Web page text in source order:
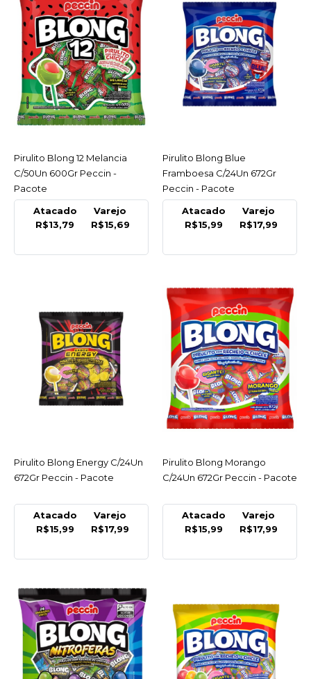
Pirulito Blong 12 Energy
C/50Un 600Gr Peccin -
Pacote
R$15,69
COMPARAR
LISTA DE DESEJO
Pirulito Blong 12
Peccin - Pacote
R$15,69
COMPRAR
COMPARAR
LISTA DE DESEJO
PECCIN
Pirulito Blong Blue
Framboesa C/24Un
R$17,99
COMPRAR
LISTA DE DESEJO
Pirulito Blong Energy
C/24Un 672Gr Peccin -
Pacote
R$17,99
ACESSAR
Pirulito Blong 12 Melancia
C/50Un 600Gr Peccin -
Pacote
Atacado
R$13,79
Varejo
R$15,69
ACESSAR
Pirulito Blong Blue
Framboesa C/24Un 672Gr
Peccin - Pacote
Atacado
R$15,99
Varejo
R$17,99
ACESSAR
Pirulito Blong Energy C/24Un
672Gr Peccin - Pacote
Atacado
R$15,99
Varejo
R$17,99
ACESSAR
Pirulito Blong Morango
C/24Un 672Gr Peccin - Pacote
Atacado
R$15,99
Varejo
R$17,99